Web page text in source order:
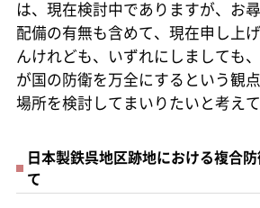
は、現在検討中でありますが、お
配備の有無も含めて、現在申し上
んけれども、いずれにしましても
が国の防衛を万全にするという観
場所を検討してまいりたいと考えて
日本製鉄呉地区跡地における複合
て